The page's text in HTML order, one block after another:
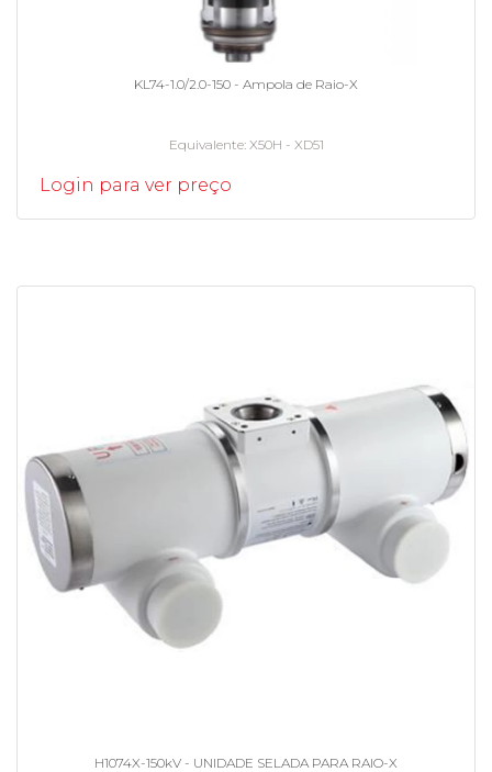
KL74-1.0/2.0-150 - Ampola de Raio-X
Equivalente X50H - XD51
Login para ver preço
H1074X-150kV - UNIDADE SELADA PARA RAIO-X